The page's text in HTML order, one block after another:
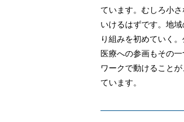
ています。むしろ小
いけるはずです。地
り組みを初めていく
医療への参画もその
ワークで動けること
ています。